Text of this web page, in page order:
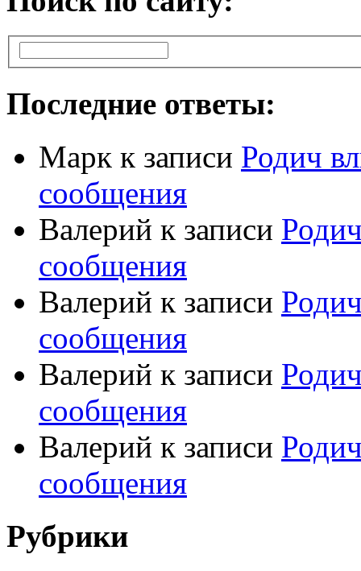
Последние ответы:
Марк к записи Родич
сообщения
Валерий к записи
сообщения
Валерий к записи
сообщения
Валерий к записи
сообщения
Валерий к записи
сообщения
Рубрики